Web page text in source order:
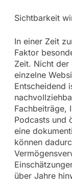
Sichtbarkeit
In einer Zeit
Faktor
Zeit. Nicht der
einzelne
Entscheidend
Fachbeiträge,
Podcasts und
eine
können
über Jahre